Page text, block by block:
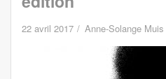
22 avril 2017 Anne-Solange Muis